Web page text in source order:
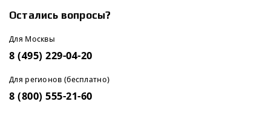
Остались вопросы?
Для Москвы
8 (495) 229-04-20
Для регионов (бесплатно)
8 (800) 555-21-60